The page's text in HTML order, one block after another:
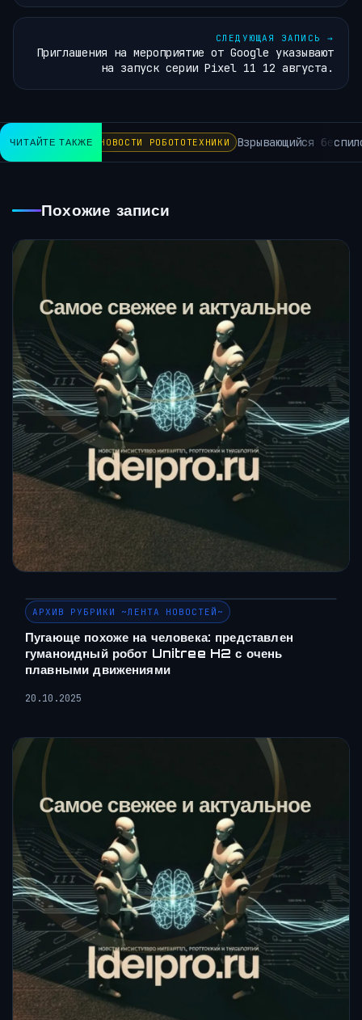
СЛЕДУЮЩАЯ ЗАПИСЬ →
Приглашения на мероприятие от Google указывают
на запуск серии Pixel 11 12 августа.
ЧИТАЙТЕ ТАКЖЕНОВОСТИ РОБОТОТЕХНИКИ Взрывающийся
Похожие записи
АРХИВ РУБРИКИ ~ЛЕНТА НОВОСТЕЙ~
Пугающе похоже на человека: представлен
гуманоидный робот Unitree H2 с очень
плавными движениями
20.10.2025